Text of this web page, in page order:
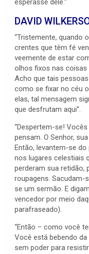
esperasse dele.“
DAVID
“Tristemente, quando
crentes que têm fé
veemente de estar
olhos fixos nas
Acho que tais
como se fixar no céu
elas, tal mensagem
que desfrutam aqui”.
“Despertem-se!
pensam. O Senhor,
Então, levantem-se
nos lugares celestiais
perderam sua
roupagens.
se um sermão. E
vencedor por meio
parafraseado).
“Então – como você
Você está bebendo
sem poder para